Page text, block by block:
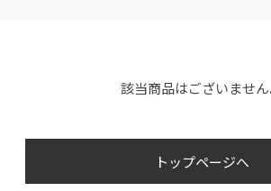
該当商品はございません
トップページへ